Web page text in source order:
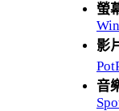
螢
影
音